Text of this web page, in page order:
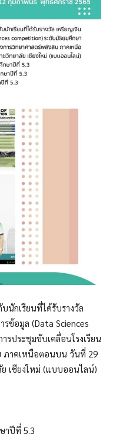
นักเรียนที่ได้รับรางวัล
ข้อมูล (Data Sciences
ประชุมขับเคลื่อนโรงเรียน
ภาคเหนือตอนบน วันที่ 29
เชียงใหม่ (แบบออนไลน์)
าปีที่ 5.3